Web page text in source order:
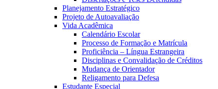
Planejamento Estratégico
Projeto de Autoavaliação
Vida Acadêmica
Calendário Escolar
Processo de Formação e Matrícula
Proficiência – Língua Estrangeira
Disciplinas e Convalidação de Créditos
Mudança de Orientador
Religamento para Defesa
Estudante Especial